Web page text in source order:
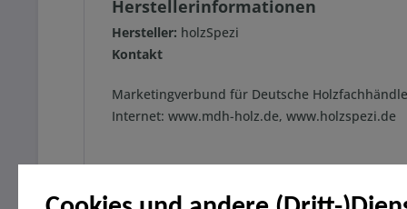
Herstellerinformationen
Hersteller: holzSpezi
Kontakt
Marketingverbund für Deutsche
Internet: www.mdh-holz.de, www.holzspezi.de